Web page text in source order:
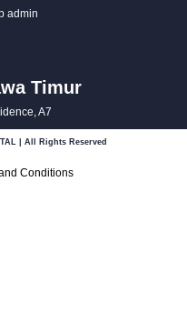
admin
Timur
A7
| All Rights Reserved
Conditions